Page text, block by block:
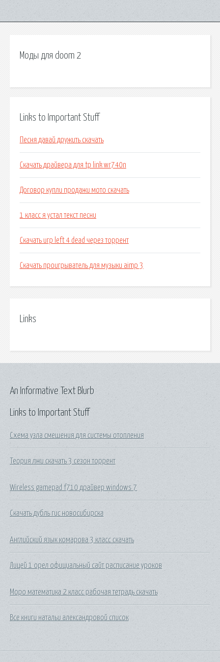
Моды для doom 2
Links to Important Stuff
Песня давай дружить скачать
Скачать драйвера для tp link wr740n
Договор купли продажи мото скачать
1 класс я устал текст песни
Скачать игр left 4 dead через торрент
Скачать проигрыватель для музыки aimp 3
Links
Links to Important Stuff
Схема узла смешения для системы отопления
Теория лжи скачать 3 сезон торрент
Wireless gamepad f710 драйвер windows 7
Скачать дубль гис новосибирска
Английский язык комарова 3 класс скачать
Лицей 1 орел официальный сайт расписание уроков
Моро математика 2 класс рабочая тетрадь скачать
Все книги натальи александровой список
An Informative Text Blurb